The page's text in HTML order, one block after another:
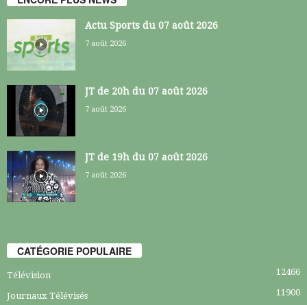
Actu Sports du 07 août 2026
7 août 2026
JT de 20h du 07 août 2026
7 août 2026
JT de 19h du 07 août 2026
7 août 2026
CATÉGORIE POPULAIRE
Télévision 12466
Journaux Télévisés 11900